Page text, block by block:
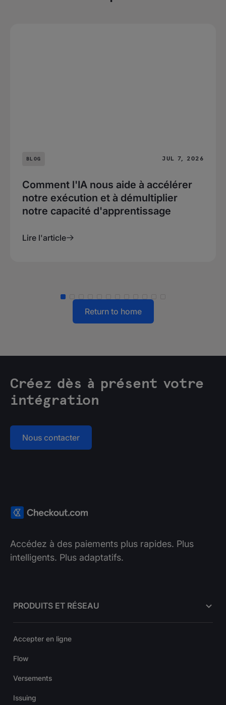
BLOG JUL 7, 2026
Comment l'IA nous aide à accélérer
notre exécution et à démultiplier
notre capacité d'apprentissage
Lire l'article
Return to home
Créez dès à présent votre
intégration
Nous contacter
Accédez à des paiements plus rapides. Plus
intelligents. Plus adaptatifs.
PRODUITS ET RÉSEAU
Accepter en ligne
Flow
Versements
Issuing